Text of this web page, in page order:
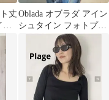
丈Oblada オブラダ アイン
シュタイン フォトプリ
ント ロゴ刺繡 F ホワイ